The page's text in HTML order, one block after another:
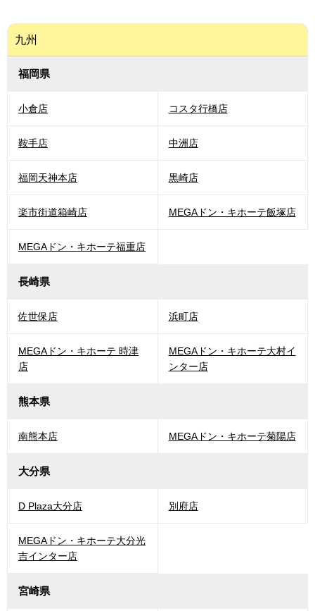
九州
福岡県
小倉店 コスタ行橋店
鞍手店 中洲店
福岡天神本店 黒崎店
楽市街道箱崎店 MEGAドン・キホーテ飯塚店
MEGAドン・キホーテ福重店
長崎県
佐世保店 浜町店
MEGAドン・キホーテ 時津
店
MEGAドン・キホーテ大村イ
ンター店
熊本県
南熊本店 MEGAドン・キホーテ菊陽店
大分県
D Plaza大分店 別府店
MEGAドン・キホーテ大分光
吉インター店
宮崎県